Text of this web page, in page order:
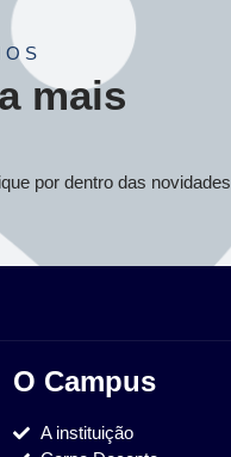
mais
por dentro das novidades
O Campus
A instituição